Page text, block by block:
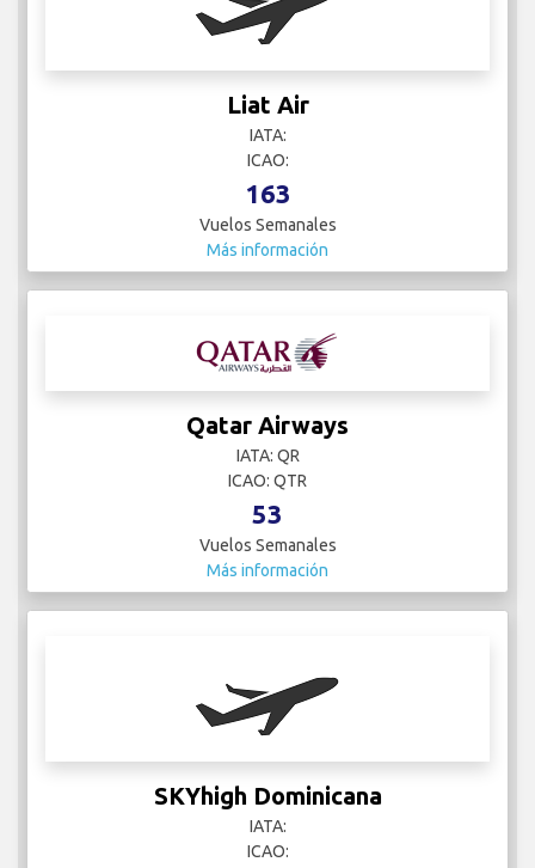
Liat Air
IATA:
ICAO:
163
Vuelos Semanales
Más información
Qatar Airways
IATA: QR
ICAO: QTR
53
Vuelos Semanales
Más información
SKYhigh Dominicana
IATA:
ICAO: